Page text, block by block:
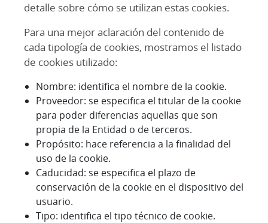
detalle sobre cómo se utilizan estas cookies.
Para una mejor aclaración del contenido de
cada tipología de cookies, mostramos el listado
de cookies utilizado:
Nombre: identifica el nombre de la cookie.
Proveedor: se especifica el titular de la cookie
para poder diferencias aquellas que son
propia de la Entidad o de terceros.
Propósito: hace referencia a la finalidad del
uso de la cookie.
Caducidad: se especifica el plazo de
conservación de la cookie en el dispositivo del
usuario.
Tipo: identifica el tipo técnico de cookie.